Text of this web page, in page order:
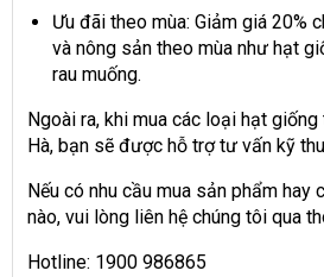
Ưu đãi theo mùa: Giảm giá 20%
và nông sản theo mùa như hạt
rau muống.
Ngoài ra, khi mua các loại hạt
Hà, bạn sẽ được hỗ trợ tư vấn kỹ
Nếu có nhu cầu mua sản phẩm hay
nào, vui lòng liên hệ chúng tôi qua
Hotline: 1900 986865